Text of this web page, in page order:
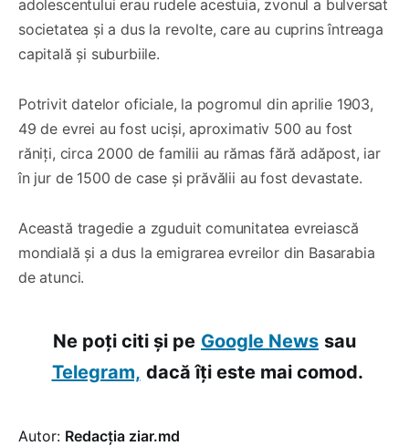
adolescentului erau rudele acestuia, zvonul a bulversat
societatea și a dus la revolte, care au cuprins întreaga
capitală și suburbiile.
Potrivit datelor oficiale, la pogromul din aprilie 1903,
49 de evrei au fost uciși, aproximativ 500 au fost
răniți, circa 2000 de familii au rămas fără adăpost, iar
în jur de 1500 de case și prăvălii au fost devastate.
Această tragedie a zguduit comunitatea evreiască
mondială și a dus la emigrarea evreilor din Basarabia
de atunci.
Ne poți citi și pe Google News sau
Telegram, dacă îți este mai comod.
Autor: Redacția ziar.md